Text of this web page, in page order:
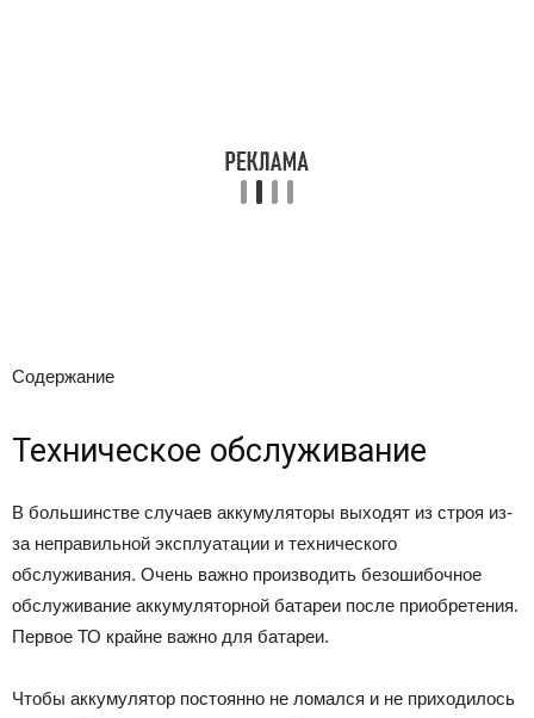
Содержание
Техническое обслуживание
В большинстве случаев аккумуляторы выходят из строя из-
за неправильной эксплуатации и технического
обслуживания. Очень важно производить безошибочное
обслуживание аккумуляторной батареи после приобретения.
Первое ТО крайне важно для батареи.
Чтобы аккумулятор постоянно не ломался и не приходилось